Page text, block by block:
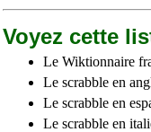
Voyez cette
Le Wiktionnaire
Le scrabble en
Le scrabble en
Le scrabble en